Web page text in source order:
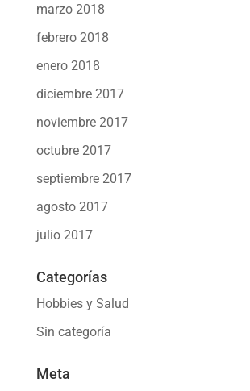
marzo 2018
febrero 2018
enero 2018
diciembre 2017
noviembre 2017
octubre 2017
septiembre 2017
agosto 2017
julio 2017
Categorías
Hobbies y Salud
Sin categoría
Meta